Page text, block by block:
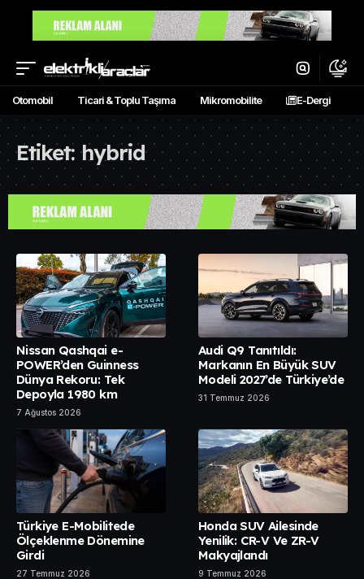
Otomobil Ticari & Toplu Taşıma Mikromobilite E-Dergi
Etiket:hybrid
Nissan Qashqai e-
POWER’den Guinness
Dünya Rekoru: Tek
Depoyla 1980 km
7 Ağustos 2026
Audi Q9 Tanıtıldı:
Markanın En Büyük SUV
Modeli 2027’de Türkiye’de
31 Temmuz 2026
Türkiye E-Mobilitede
Ölçeklenme Dönemine
Girdi
27 Temmuz 2026
Honda SUV Ailesinde
Yenilik: CR-V Ve ZR-V
Makyajlandı
9 Temmuz 2026